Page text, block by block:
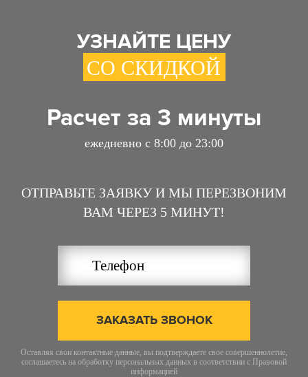
УЗНАЙТЕ ЦЕНУ
СО СКИДКОЙ
Расчет за 3 минуты
ежедневно с 8:00 до 23:00
ОТПРАВЬТЕ ЗАЯВКУ И МЫ ПЕРЕЗВОНИМ
ВАМ ЧЕРЕЗ 5 МИНУТ!
ЗАКАЗАТЬ ЗВОНОК
Оставляя свои контактные данные, вы подтверждаете свое совершеннолетие,
соглашаетесь на обработку персональных данных в соответствии с Правовой
информацией